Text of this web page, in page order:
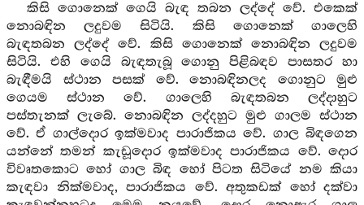
කිසි ගොනෙක් ගෙයි බැඳ තබන ලද්දේ වේ. එකෙක්
නොබඳින ලදුවම සිටියි. කිසි ගොනෙක් ගාලෙහි
බැඳතබන ලද්දේ වේ. කිසි ගොනෙක් නොබඳින ලදුවම
සිටියි. එහි ගෙයි බැඳතැබූ ගොනු පිළිබඳව පාසතර හා
බැඳීමයි ස්ථාන පසක් වේ. නොබඳිනලද ගොනුට මුළු
ගෙයම ස්ථාන වේ. ගාලෙහි බැඳතබන ලද්දාහුට
පස්තැනක් ලැබේ. නොබඳින ලද්දහුට මුළු ගාලම ස්ථාන
වේ. ඒ ගාල්දොර ඉක්මවාද පාරාජිකය වේ. ගාල බිඳගෙන
යන්නේ තමන් කැඩූදොර ඉක්මවාද පාරාජිකය වේ. දොර
විවෘතකොට හෝ ගාල බිඳ හෝ පිටත සිටියේ නම කියා
කැඳවා නික්මවාද, පාරාජිකය වේ. අතුකඩක් හෝ දක්වා